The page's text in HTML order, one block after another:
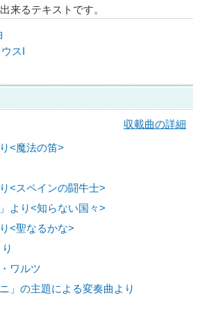
来るテキストです。
スI
収載曲の詳細
<魔法の笛>
<スペインの闘牛士>
より<知らない国々>
<聖なるかな>
ワルツ
」の主題による変奏曲より